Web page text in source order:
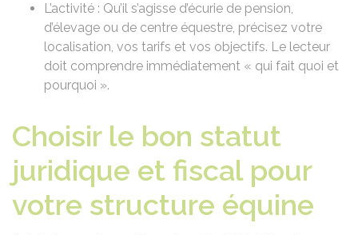
L’activité : Qu’il s’agisse d’écurie de pension,
d’élevage ou de centre équestre, précisez votre
localisation, vos tarifs et vos objectifs. Le lecteur
doit comprendre immédiatement « qui fait quoi et
pourquoi ».
Choisir le bon statut
juridique et fiscal pour
votre structure équine